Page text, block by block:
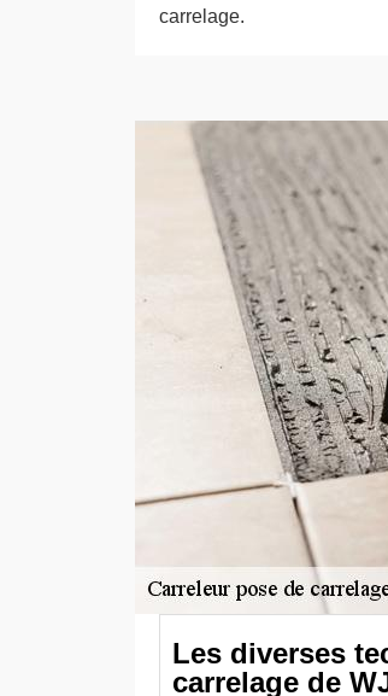
carrelage.
Les diverses
carrelage de